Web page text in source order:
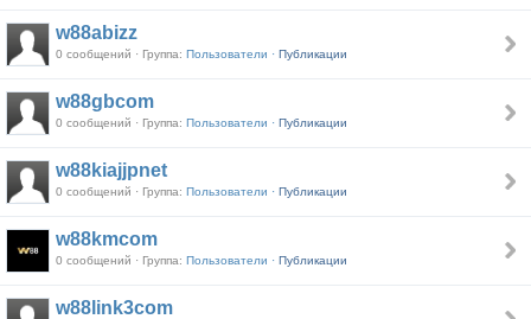
w88abizz
0 сообщений · Группа: Пользователи · Публикации
w88gbcom
0 сообщений · Группа: Пользователи · Публикации
w88kiajjpnet
0 сообщений · Группа: Пользователи · Публикации
w88kmcom
0 сообщений · Группа: Пользователи · Публикации
w88link3com